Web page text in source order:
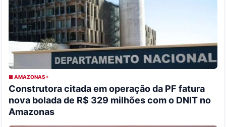
■ AMAZONAS+
Construtora citada em operação da PF fatura
nova bolada de R$ 329 milhões com o DNIT no
Amazonas